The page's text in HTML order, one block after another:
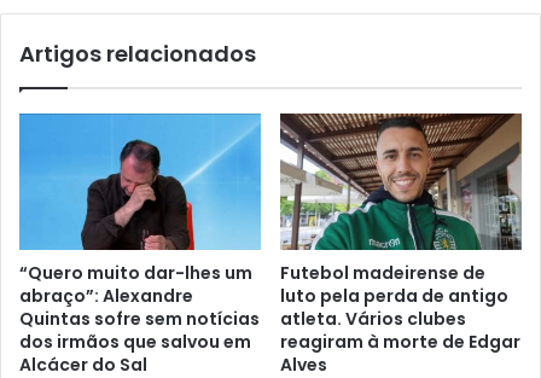
Artigos relacionados
“Quero muito dar-lhes um
abraço”: Alexandre
Quintas sofre sem notícias
dos irmãos que salvou em
Alcácer do Sal
Futebol madeirense de
luto pela perda de antigo
atleta. Vários clubes
reagiram à morte de Edgar
Alves